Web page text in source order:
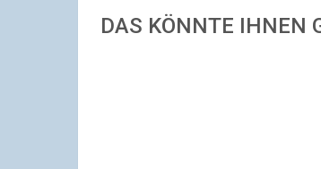
DAS KÖNNTE IHNEN